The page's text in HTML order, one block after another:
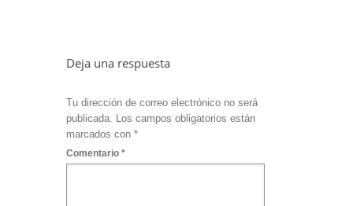
Deja una respuesta
Tu dirección de correo electrónico no será
publicada. Los campos obligatorios están
marcados con *
Comentario *